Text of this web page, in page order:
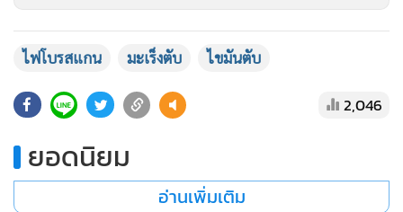
โดยทั่วไปแล้วโรคมะเร็งตับจะไม่มีอาการเตือนใด ๆ ที่จะบอกผู้
ป่วยว่ากำลังจะเป็นมะเร็งตับ แต่โรคนี้สามารถป้องกันได้หากมี
การตรวจกับแพทย์อย่างสม่ำเสมอปีละ 1 ครั้ง โดยเฉพาะในผู้ที่มี
ความเสี่ยง เช่น มีรูปร่างอ้วนลงพุง, เป็นเบาหวาน, ความดันโลหิต
สูง, ไขมันในเลือดสูง, มีประวัติการดื่มสุราเรื้อรัง, มีประวัติว่า
คนในครอบครัวป่วยเป็นมะเร็งตับ, และมีอาการตาเหลืองและตัว
ไฟโบรสแกน มะเร็งตับ ไขมันตับ
2,046
ยอดนิยม
อ่านเพิ่มเติม